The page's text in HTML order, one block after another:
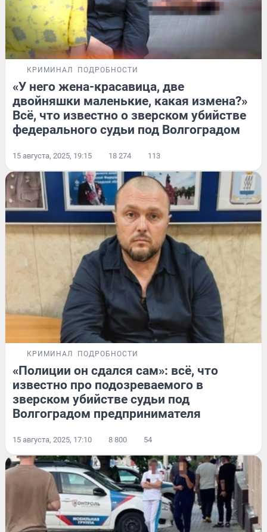
КРИМИНАЛ ПОДРОБНОСТИ
«У него жена-красавица, две
двойняшки маленькие, какая измена?»
Всё, что известно о зверском убийстве
федерального судьи под Волгоградом
15 августа, 2025, 19:15 18 274 113
КРИМИНАЛ ПОДРОБНОСТИ
«Полиции он сдался сам»: всё, что
известно про подозреваемого в
зверском убийстве судьи под
Волгоградом предпринимателя
15 августа, 2025, 17:10 8 800 54